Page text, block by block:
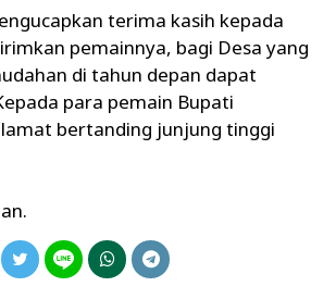
terima kasih kepada
pemainnya, bagi Desa yang
di tahun depan dapat
para pemain Bupati
bertanding junjung tinggi